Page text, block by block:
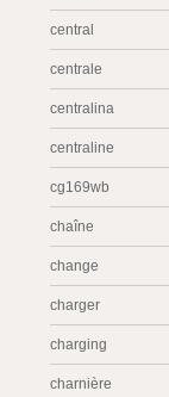
central
centrale
centralina
centraline
cg169wb
chaîne
change
charger
charging
charnière